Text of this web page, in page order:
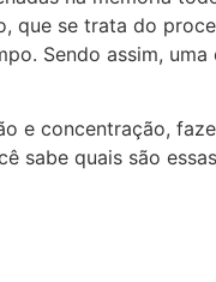
que se trata do
Sendo assim,
e concentração,
sabe quais são